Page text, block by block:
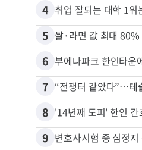
4 취업 잘되는 대학 1
5
6
7
8
9